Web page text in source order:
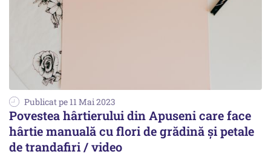
Publicat pe 11 Mai 2023
Povestea hârtierului din Apuseni care face
hârtie manuală cu flori de grădină și petale
de trandafiri / video